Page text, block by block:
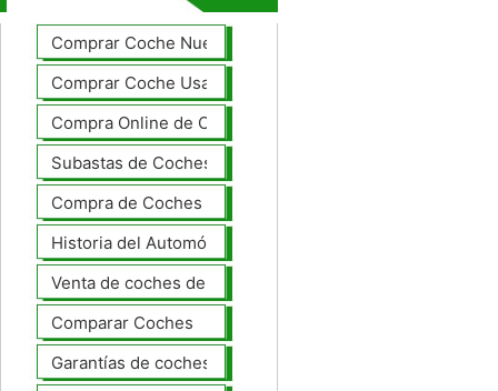
Comprar Coche Nuevo
Comprar Coche Usado
Compra Online de Coches
Subastas de Coches
Compra de Coches Basics
Historia del Automóvil
Venta de coches de lujo
Comparar Coches
Garantías de coches ampliado